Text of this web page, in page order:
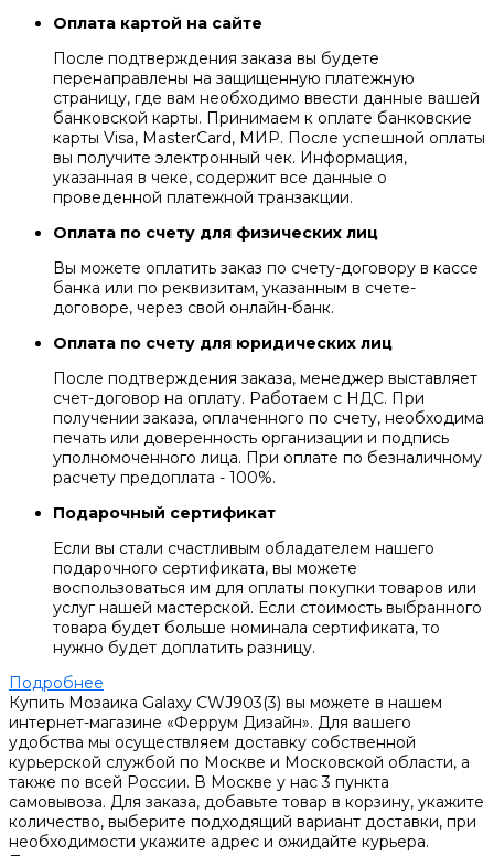
Оплата картой на сайте
После подтверждения заказа вы будете
перенаправлены на защищенную платежную
страницу, где вам необходимо ввести данные вашей
банковской карты. Принимаем к оплате банковские
карты Visa, MasterCard, МИР. После успешной оплаты
вы получите электронный чек. Информация,
указанная в чеке, содержит все данные о
проведенной платежной транзакции.
Оплата по счету для физических лиц
Вы можете оплатить заказ по счету-договору в кассе
банка или по реквизитам, указанным в счете-
договоре, через свой онлайн-банк.
Оплата по счету для юридических лиц
После подтверждения заказа, менеджер выставляет
счет-договор на оплату. Работаем с НДС. При
получении заказа, оплаченного по счету, необходима
печать или доверенность организации и подпись
уполномоченного лица. При оплате по безналичному
расчету предоплата - 100%.
Подарочный сертификат
Если вы стали счастливым обладателем нашего
подарочного сертификата, вы можете
воспользоваться им для оплаты покупки товаров или
услуг нашей мастерской. Если стоимость выбранного
товара будет больше номинала сертификата, то
нужно будет доплатить разницу.
Подробнее
Купить Мозаика Galaxy CWJ903(3) вы можете в нашем
интернет-магазине «Феррум Дизайн». Для вашего
удобства мы осуществляем доставку собственной
курьерской службой по Москве и Московской области, а
также по всей России. В Москве у нас 3 пункта
самовывоза. Для заказа, добавьте товар в корзину, укажите
количество, выберите подходящий вариант доставки, при
необходимости укажите адрес и ожидайте курьера.